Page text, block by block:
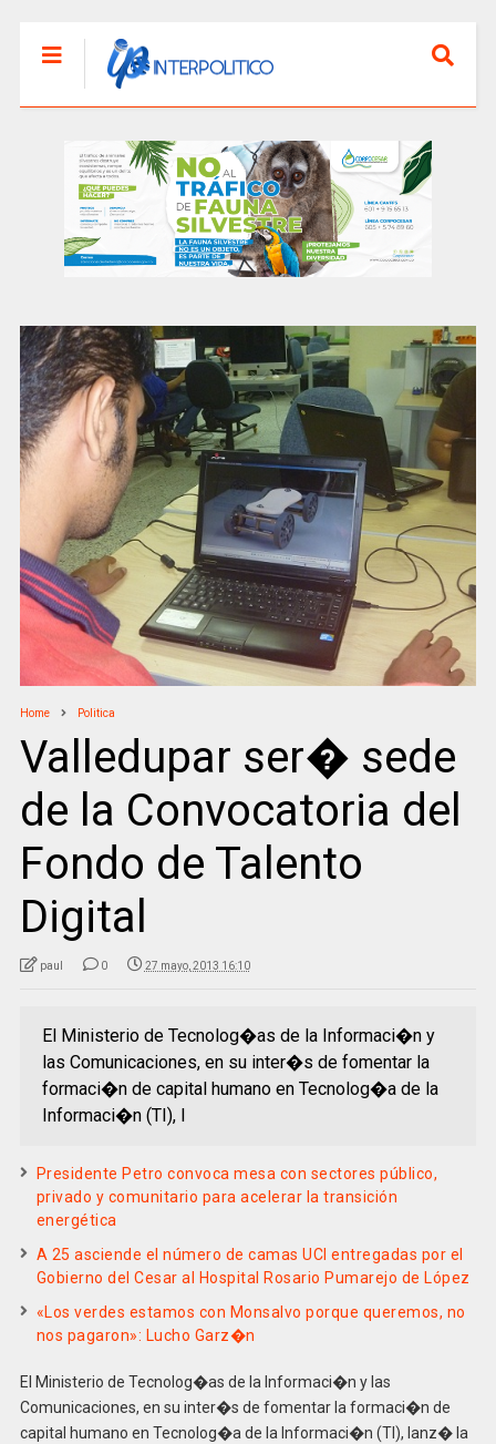
Home Politica
Valledupar ser� sede
de la Convocatoria del
Fondo de Talento
Digital
paul 0 27 mayo, 2013 16:10
El Ministerio de Tecnolog�as de la Informaci�n y
las Comunicaciones, en su inter�s de fomentar la
formaci�n de capital humano en Tecnolog�a de la
Informaci�n (TI), l
Presidente Petro convoca mesa con sectores público,
privado y comunitario para acelerar la transición
energética
A 25 asciende el número de camas UCI entregadas por el
Gobierno del Cesar al Hospital Rosario Pumarejo de López
«Los verdes estamos con Monsalvo porque queremos, no
nos pagaron»: Lucho Garz�n
El Ministerio de Tecnolog�as de la Informaci�n y las
Comunicaciones, en su inter�s de fomentar la formaci�n de
capital humano en Tecnolog�a de la Informaci�n (TI), lanz� la